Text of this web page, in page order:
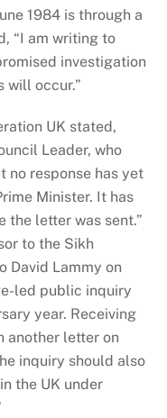
1984 is through a
“I am writing to
investigation
will occur.”
UK stated,
Leader, who
no response has yet
Minister. It has
the letter was sent.”
to the Sikh
David Lammy on
led public inquiry
year. Receiving
another letter on
inquiry should also
the UK under